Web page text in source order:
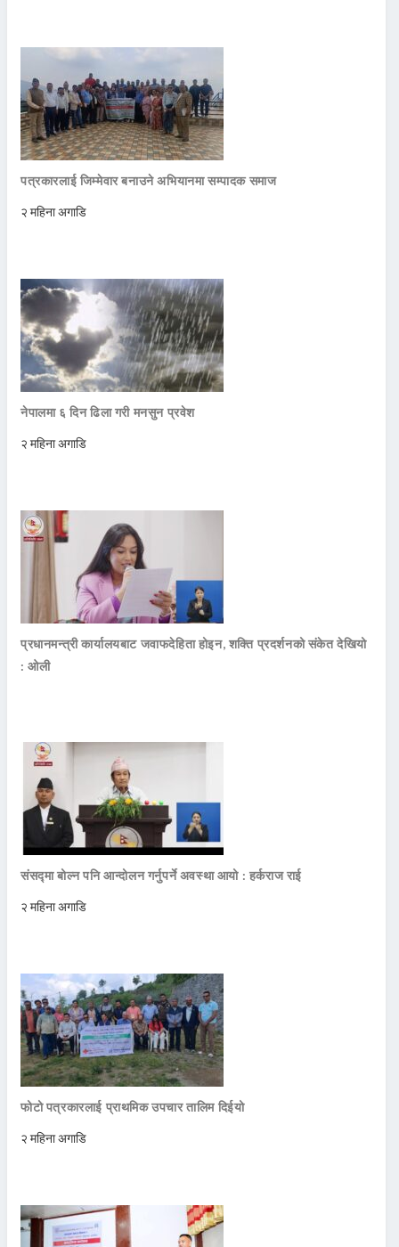
पत्रकारलाई जिम्मेवार बनाउने अभियानमा सम्पादक समाज
२ महिना अगाडि
नेपालमा ६ दिन ढिला गरी मनसुन प्रवेश
२ महिना अगाडि
प्रधानमन्त्री कार्यालयबाट जवाफदेहिता होइन, शक्ति प्रदर्शनको संकेत देखियो
: ओली
संसद्मा बोल्न पनि आन्दोलन गर्नुपर्ने अवस्था आयो : हर्कराज राई
२ महिना अगाडि
फोटो पत्रकारलाई प्राथमिक उपचार तालिम दिईयो
२ महिना अगाडि